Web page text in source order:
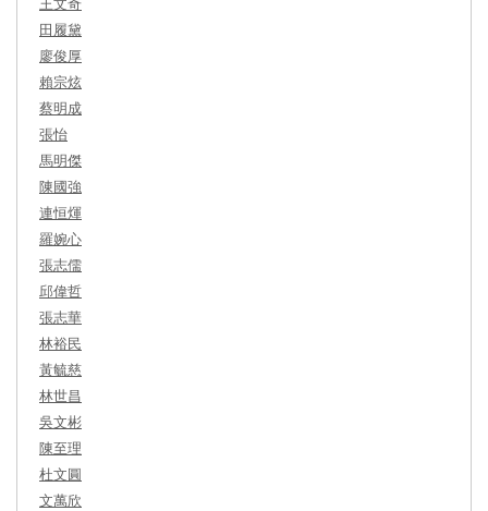
田履黛
廖俊厚
賴宗炫
蔡明成
張怡
馬明傑
陳國強
連恒煇
羅婉心
張志儒
邱偉哲
張志華
林裕民
黃毓慈
林世昌
吳文彬
陳至理
杜文圓
文萬欣